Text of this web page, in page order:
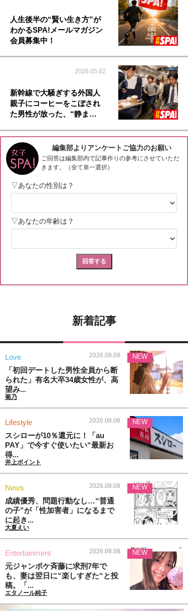
人生後半の“賢い生き方”が
わかるSPA!メールマガジン
会員募集中！
2026.05.02
新幹線で大騒ぎする外国人
親子にコーヒーをこぼされ
た男性が放った、“静ま…
新着記事
Love 2026.08.08
「初回デートした男性全員から断
られた」有名大卒34歳女性が、高
望み...
菊乃
NEW
Lifestyle 2026.08.08
スシローが10％還元に！「au
PAY」で今すぐ使いたい“最新お
得...
井上ポイント
NEW
News 2026.08.08
成績優秀、問題行動なし…“普通
の子”が「性加害者」になるまで
に起き...
大夏えい
NEW
Entertainment 2026.08.08
元ジャンポケ斉藤に求刑7年で
も、妻は翌日に“楽しすぎた“と投
稿。「...
エタノール純子
NEW